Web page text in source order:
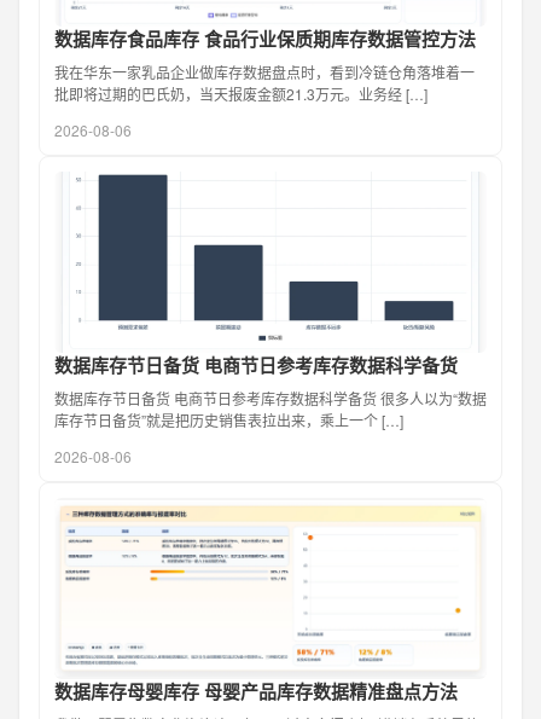
数据库存食品库存 食品行业保质期库存数据管控方法
我在华东一家乳品企业做库存数据盘点时，看到冷链仓角落堆着一
批即将过期的巴氏奶，当天报废金额21.3万元。业务经 […]
2026-08-06
数据库存节日备货 电商节日参考库存数据科学备货
数据库存节日备货 电商节日参考库存数据科学备货 很多人以为“数据
库存节日备货”就是把历史销售表拉出来，乘上一个 […]
2026-08-06
数据库存母婴库存 母婴产品库存数据精准盘点方法